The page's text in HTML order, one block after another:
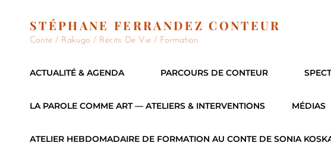
STÉPHANE FERRANDEZ CONTEUR
Conte / Rakugo / Récits De Vie / Formation
ACTUALITÉ & AGENDA PARCOURS DE CONTEUR
LA PAROLE COMME ART — ATELIERS & INTERVENTIONS MÉDIAS
ATELIER HEBDOMADAIRE DE FORMATION AU CONTE DE SONIA